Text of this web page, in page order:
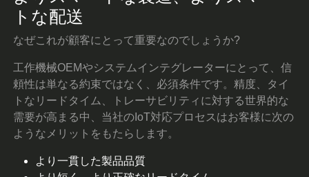
トな配送
なぜこれが顧客にとって重要なのでしょうか?
工作機械OEMやシステムインテグレーターにとって、信
頼性は単なる約束ではなく、必須条件です。精度、タイ
トなリードタイム、トレーサビリティに対する世界的な
需要が高まる中、当社のIoT対応プロセスはお客様に次の
ようなメリットをもたらします。
より一貫した製品品質